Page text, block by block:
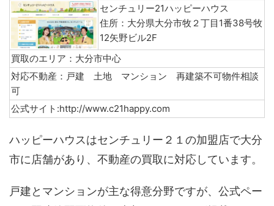
センチュリー21ハッピーハウス
住所：大分県大分市牧２丁目1番38号牧
12矢野ビル2F
買取のエリア：大分市中心
対応不動産：戸建 土地 マンション 再建築不可物件相談
可
公式サイト:http://www.c21happy.com
ハッピーハウスはセンチュリー２１の加盟店で大分
市に店舗があり、不動産の買取に対応しています。
戸建とマンションが主な得意分野ですが、公式ペー